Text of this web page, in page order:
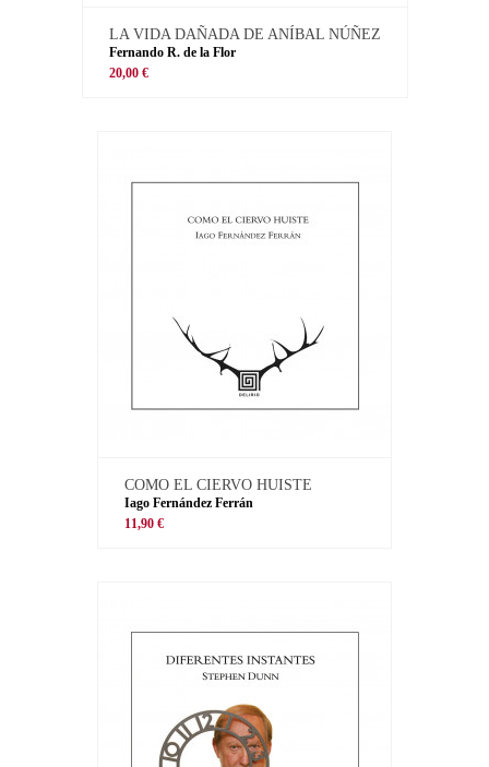
LA VIDA DAÑADA DE ANÍBAL NÚÑEZ
Fernando R. de la Flor
20,00 €
COMO EL CIERVO HUISTE
Iago Fernández Ferrán
11,90 €